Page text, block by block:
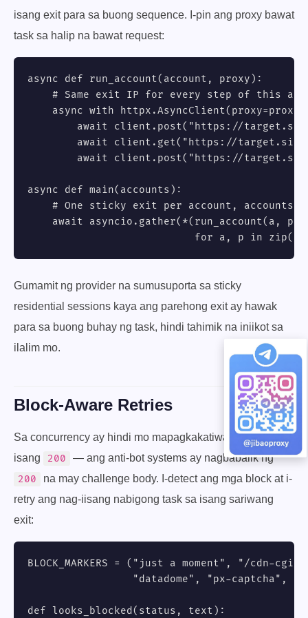
isang exit para sa buong sequence. I-pin ang proxy bawat
task sa halip na bawat request:
async def run_account(account, proxy):
# Same exit IP for every step of this
async with
await client.post("https://
await client.get("https://
await client.post("https://
async def main(accounts):
# One sticky exit per account, accounts
    await asyncio.gather(*(run_account(a, p)
for a, p in
Gumamit ng provider na sumusuporta sa sticky
residential sessions kaya ang parehong exit ay hawak
para sa buong buhay ng task, hindi tahimik na iniikot sa
ilalim mo.
Block-Aware Retries
Sa concurrency ay hindi mo mapagkakatiwalaan ang
isang
200
— ang anti-bot systems ay nagbabalik ng
200
na may challenge body. I-detect ang mga block at i-
retry ang nag-iisang nabigong task sa isang sariwang
exit:
BLOCK_MARKERS = ("just a moment", "/cdn-
"datadome", "px-captcha",
def looks_blocked(status, text):